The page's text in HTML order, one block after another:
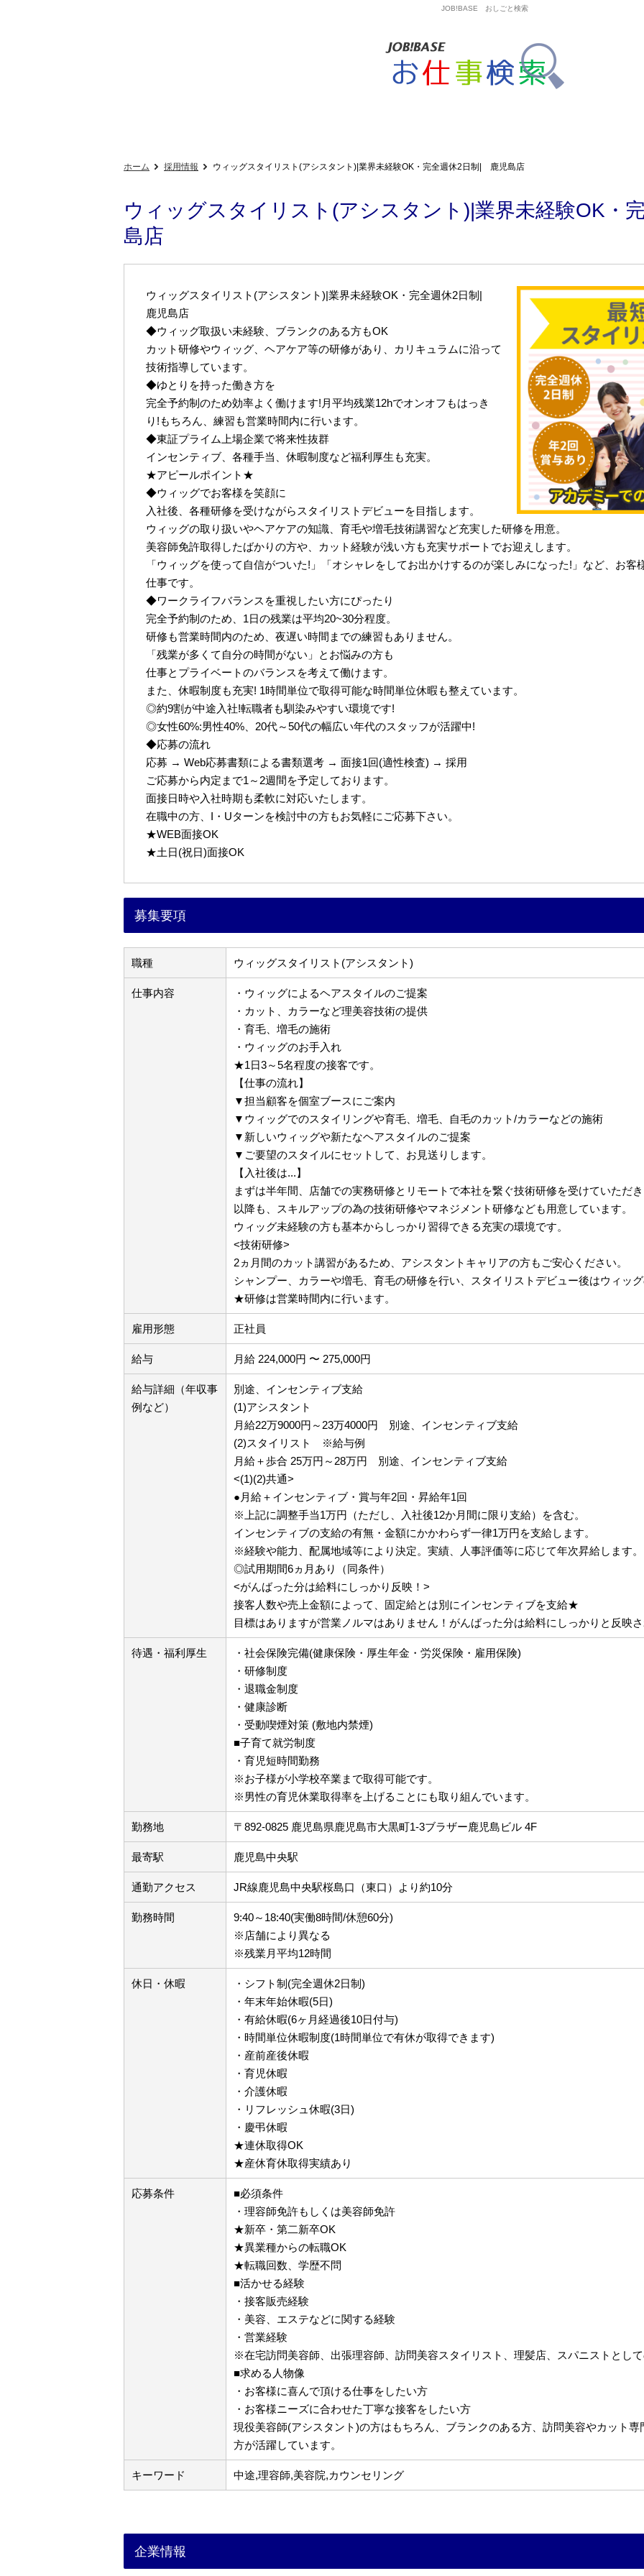
JOB!BASE おしごと検索
ホーム 採用情報 ウィッグスタイリスト(アシスタント)|業界未経験OK・完全週休2日制| 鹿児島店
ウィッグスタイリスト(アシスタント)|業界未経験OK・
島店
ウィッグスタイリスト(アシスタント)|業界未経験OK・完全週休2日制|
鹿児島店
◆ウィッグ取扱い未経験、ブランクのある方もOK
カット研修やウィッグ、ヘアケア等の研修があり、カリキュラムに沿って
技術指導しています。
◆ゆとりを持った働き方を
完全予約制のため効率よく働けます!月平均残業12hでオンオフもはっき
り!もちろん、練習も営業時間内に行います。
◆東証プライム上場企業で将来性抜群
インセンティブ、各種手当、休暇制度など福利厚生も充実。
★アピールポイント★
◆ウィッグでお客様を笑顔に
入社後、各種研修を受けながらスタイリストデビューを目指します。
ウィッグの取り扱いやヘアケアの知識、育毛や増毛技術講習など充実した研修を用意。
美容師免許取得したばかりの方や、カット経験が浅い方も充実サポートでお迎えします。
「ウィッグを使って自信がついた!」「オシャレをしてお出かけするのが楽しみになった!」など、お
仕事です。
◆ワークライフバランスを重視したい方にぴったり
完全予約制のため、1日の残業は平均20~30分程度。
研修も営業時間内のため、夜遅い時間までの練習もありません。
「残業が多くて自分の時間がない」とお悩みの方も
仕事とプライベートのバランスを考えて働けます。
また、休暇制度も充実! 1時間単位で取得可能な時間単位休暇も整えています。
◎約9割が中途入社!転職者も馴染みやすい環境です!
◎女性60%:男性40%、20代～50代の幅広い年代のスタッフが活躍中!
◆応募の流れ
応募 → Web応募書類による書類選考 → 面接1回(適性検査) → 採用
ご応募から内定まで1～2週間を予定しております。
面接日時や入社時期も柔軟に対応いたします。
在職中の方、I・Uターンを検討中の方もお気軽にご応募下さい。
★WEB面接OK
★土日(祝日)面接OK
募集要項
職種 ウィッグスタイリスト(アシスタント)
仕事内容
・ウィッグによるヘアスタイルのご提案
・カット、カラーなど理美容技術の提供
・育毛、増毛の施術
・ウィッグのお手入れ
★1日3～5名程度の接客です。
【仕事の流れ】
▼担当顧客を個室ブースにご案内
▼ウィッグでのスタイリングや育毛、増毛、自毛のカット/カラーなどの施術
▼新しいウィッグや新たなヘアスタイルのご提案
▼ご要望のスタイルにセットして、お見送りします。
【入社後は...】
まずは半年間、店舗での実務研修とリモートで本社を繋ぐ技術研修を受けていただ
以降も、スキルアップの為の技術研修やマネジメント研修なども用意しています。
ウィッグ未経験の方も基本からしっかり習得できる充実の環境です。
<技術研修>
2ヵ月間のカット講習があるため、アシスタントキャリアの方もご安心ください。
シャンプー、カラーや増毛、育毛の研修を行い、スタイリストデビュー後はウィッ
★研修は営業時間内に行います。
雇用形態 正社員
給与 月給 224,000円 〜 275,000円
給与詳細（年収事
例など）
別途、インセンティブ支給
(1)アシスタント
月給22万9000円～23万4000円 別途、インセンティブ支給
(2)スタイリスト ※給与例
月給＋歩合 25万円～28万円 別途、インセンティブ支給
<(1)(2)共通>
●月給＋インセンティブ・賞与年2回・昇給年1回
※上記に調整手当1万円（ただし、入社後12か月間に限り支給）を含む。
インセンティブの支給の有無・金額にかかわらず一律1万円を支給します。
※経験や能力、配属地域等により決定。実績、人事評価等に応じて年次昇給します。
◎試用期間6ヵ月あり（同条件）
<がんばった分は給料にしっかり反映！>
接客人数や売上金額によって、固定給とは別にインセンティブを支給★
目標はありますが営業ノルマはありません！がんばった分は給料にしっかりと反映
待遇・福利厚生
・社会保険完備(健康保険・厚生年金・労災保険・雇用保険)
・研修制度
・退職金制度
・健康診断
・受動喫煙対策 (敷地内禁煙)
■子育て就労制度
・育児短時間勤務
※お子様が小学校卒業まで取得可能です。
※男性の育児休業取得率を上げることにも取り組んでいます。
勤務地 〒892-0825 鹿児島県鹿児島市大黒町1-3ブラザー鹿児島ビル 4F
最寄駅 鹿児島中央駅
通勤アクセス JR線鹿児島中央駅桜島口（東口）より約10分
勤務時間
9:40～18:40(実働8時間/休憩60分)
※店舗により異なる
※残業月平均12時間
休日・休暇
・シフト制(完全週休2日制)
・年末年始休暇(5日)
・有給休暇(6ヶ月経過後10日付与)
・時間単位休暇制度(1時間単位で有休が取得できます)
・産前産後休暇
・育児休暇
・介護休暇
・リフレッシュ休暇(3日)
・慶弔休暇
★連休取得OK
★産休育休取得実績あり
応募条件
■必須条件
・理容師免許もしくは美容師免許
★新卒・第二新卒OK
★異業種からの転職OK
★転職回数、学歴不問
■活かせる経験
・接客販売経験
・美容、エステなどに関する経験
・営業経験
※在宅訪問美容師、出張理容師、訪問美容スタイリスト、理髪店、スパニストとし
■求める人物像
・お客様に喜んで頂ける仕事をしたい方
・お客様ニーズに合わせた丁寧な接客をしたい方
現役美容師(アシスタント)の方はもちろん、ブランクのある方、訪問美容やカット
方が活躍しています。
キーワード 中途,理容師,美容院,カウンセリング
企業情報